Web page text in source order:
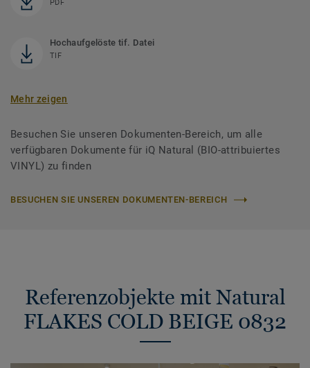
PDF
Hochaufgelöste tif. Datei
TIF
Mehr zeigen
Besuchen Sie unseren Dokumenten-Bereich, um alle
verfügbaren Dokumente für iQ Natural (BIO-attribuiertes
VINYL) zu finden
BESUCHEN SIE UNSEREN DOKUMENTEN-BEREICH
Referenzobjekte mit Natural
FLAKES COLD BEIGE 0832